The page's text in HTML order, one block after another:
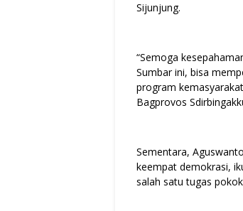
Sijunjung.
“Semoga
Sumbar ini, bisa
program
Bagprovos
Sementara,
keempat demokrasi,
salah satu tugas